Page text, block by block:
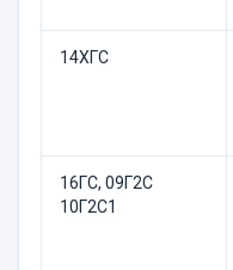
14ХГС
16ГС, 09Г2С
10Г2С1